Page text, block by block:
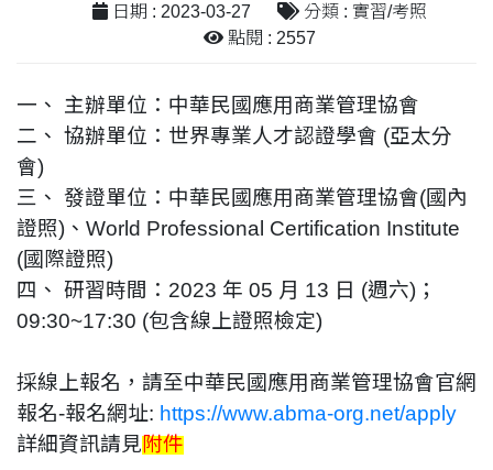
日期 : 2023-03-27
分類 : 實習/考照
點閱 : 2557
一、 主辦單位：中華民國應用商業管理協會
二、 協辦單位：世界專業人才認證學會 (亞太分
會)
三、 發證單位：中華民國應用商業管理協會(國內
證照)、World Professional Certification Institute
(國際證照)
四、 研習時間：2023 年 05 月 13 日 (週六)；
09:30~17:30 (包含線上證照檢定)
採線上報名，請至中華民國應用商業管理協會官網
報名-報名網址: https://www.abma-org.net/apply
詳細資訊請見附件